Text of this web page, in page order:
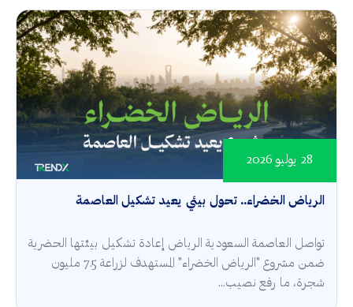
الرياض الخضراء.. تحول بيئي يعيد تشكيل العاصمة
28 يوليو 2026
تواصل العاصمة السعودية الرياض إعادة تشكيل بيئتها الحضرية
ضمن مشروع "الرياض الخضراء" المستهدف لزراعة 7.5 مليون
شجرة، ما رفع نصيب...